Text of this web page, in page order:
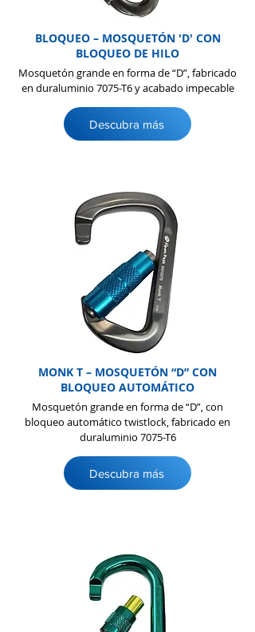
BLOQUEO – MOSQUETÓN 'D' CON
BLOQUEO DE HILO
Mosquetón grande en forma de “D”, fabricado
en duraluminio 7075-T6 y acabado impecable
Descubra más
MONK T – MOSQUETÓN “D” CON
BLOQUEO AUTOMÁTICO
Mosquetón grande en forma de “D”, con
bloqueo automático twistlock, fabricado en
duraluminio 7075-T6
Descubra más